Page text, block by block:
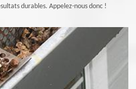
durables. Appelez-nous donc !